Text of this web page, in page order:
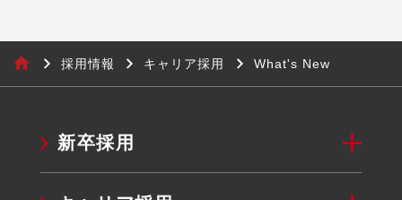
採用情報 キャリア採用 What's New
新卒採用